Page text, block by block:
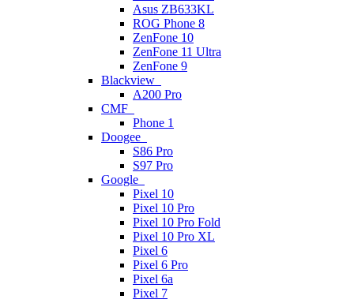
Asus ZB633KL
ROG Phone 8
ZenFone 10
ZenFone 11 Ultra
ZenFone 9
Blackview
A200 Pro
CMF
Phone 1
Doogee
S86 Pro
S97 Pro
Google
Pixel 10
Pixel 10 Pro
Pixel 10 Pro Fold
Pixel 10 Pro XL
Pixel 6
Pixel 6 Pro
Pixel 6a
Pixel 7